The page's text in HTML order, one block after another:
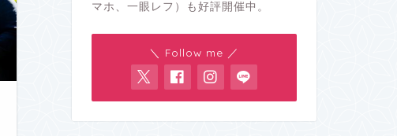
マホ、一眼レフ）も好評開催中。
＼ Follow me ／